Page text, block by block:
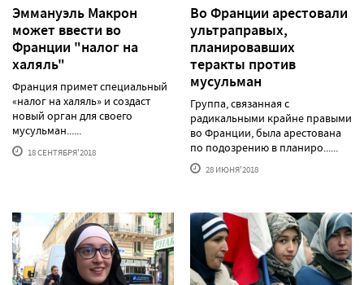
Эммануэль Макрон
может ввести во
Франции "налог на
халяль"
Франция примет специальный
«налог на халяль» и создаст
новый орган для своего
мусульман......
18 СЕНТЯБРЯ'2018
Во Франции арестовали
ультраправых,
планировавших
теракты против
мусульман
Группа, связанная с
радикальными крайне правыми
во Франции, была арестована
по подозрению в планиро......
28 ИЮНЯ'2018